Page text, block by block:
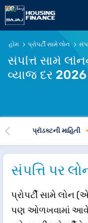
પ્રોપર્ટી સામે લોનનો
હોમ પ્રોપર્ટી સામે લોન
સંપત્તિ સામે
વ્યાજ દર 2026
પ્રૉડક્ટની માહિતી
સંપત્તિ પર
પ્રોપર્ટી સામે લોન
પણ ઓળખવામાં આવે